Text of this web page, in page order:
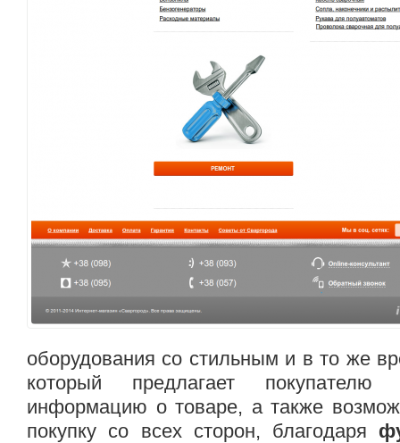
оборудования со стильным и в то же
который предлагает покупателю
информацию о товаре, а также
покупку со всех сторон, благодаря